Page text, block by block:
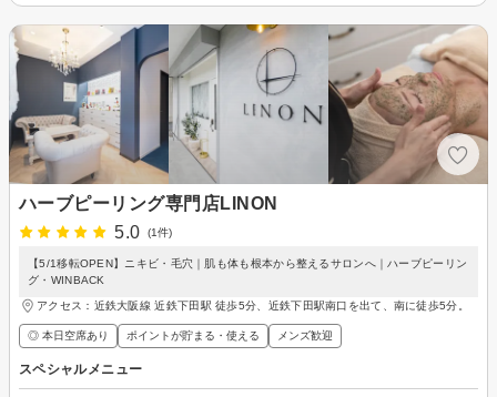
ハーブピーリング専門店LINON
5.0
(1件)
【5/1移転OPEN】ニキビ・毛穴｜肌も体も根本から整えるサロンへ｜ハーブピーリン
グ・WINBACK
アクセス：近鉄大阪線 近鉄下田駅 徒歩5分、近鉄下田駅南口を出て、南に徒歩5分。
◎ 本日空席あり ポイントが貯まる・使える メンズ歓迎
スペシャルメニュー